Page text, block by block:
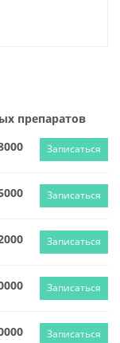
препаратов
Записаться
Записаться
Записаться
Записаться
Записаться